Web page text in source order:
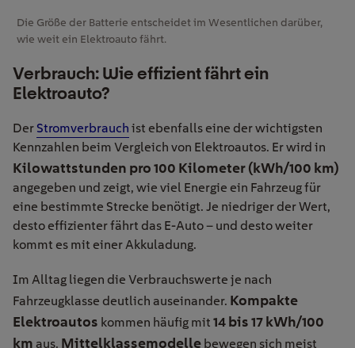
Die Größe der Batterie entscheidet im Wesentlichen darüber,
wie weit ein Elektroauto fährt.
Verbrauch: Wie effizient fährt ein
Elektroauto?
Der Stromverbrauch ist ebenfalls eine der wichtigsten
Kennzahlen beim Vergleich von Elektroautos. Er wird in
Kilowattstunden pro 100 Kilometer (kWh/100 km)
angegeben und zeigt, wie viel Energie ein Fahrzeug für
eine bestimmte Strecke benötigt. Je niedriger der Wert,
desto effizienter fährt das E-Auto – und desto weiter
kommt es mit einer Akkuladung.
Im Alltag liegen die Verbrauchswerte je nach
Fahrzeugklasse deutlich auseinander. Kompakte
Elektroautos kommen häufig mit 14 bis 17 kWh/100
km aus. Mittelklassemodelle bewegen sich meist